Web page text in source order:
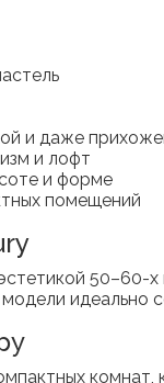
и даже
и лофт
и форме
помещений
50–60-
комнат,